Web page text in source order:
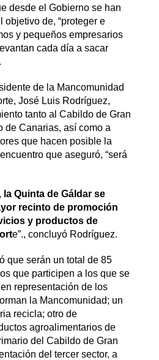
desde el Gobierno se han
objetivo de, “proteger e
y pequeños empresarios
cada día a sacar
de la Mancomunidad
José Luis Rodríguez,
tanto al Cabildo de Gran
de Canarias, así como a
que hacen posible la
que aseguró, “será
la Quinta de Gáldar se
recinto de promoción
y productos de
e”., concluyó Rodríguez.
que serán un total de 85
que participen a los que se
representación de los
la Mancomunidad; un
recicla; otro de
agroalimentarios de
del Cabildo de Gran
del tercer sector, a